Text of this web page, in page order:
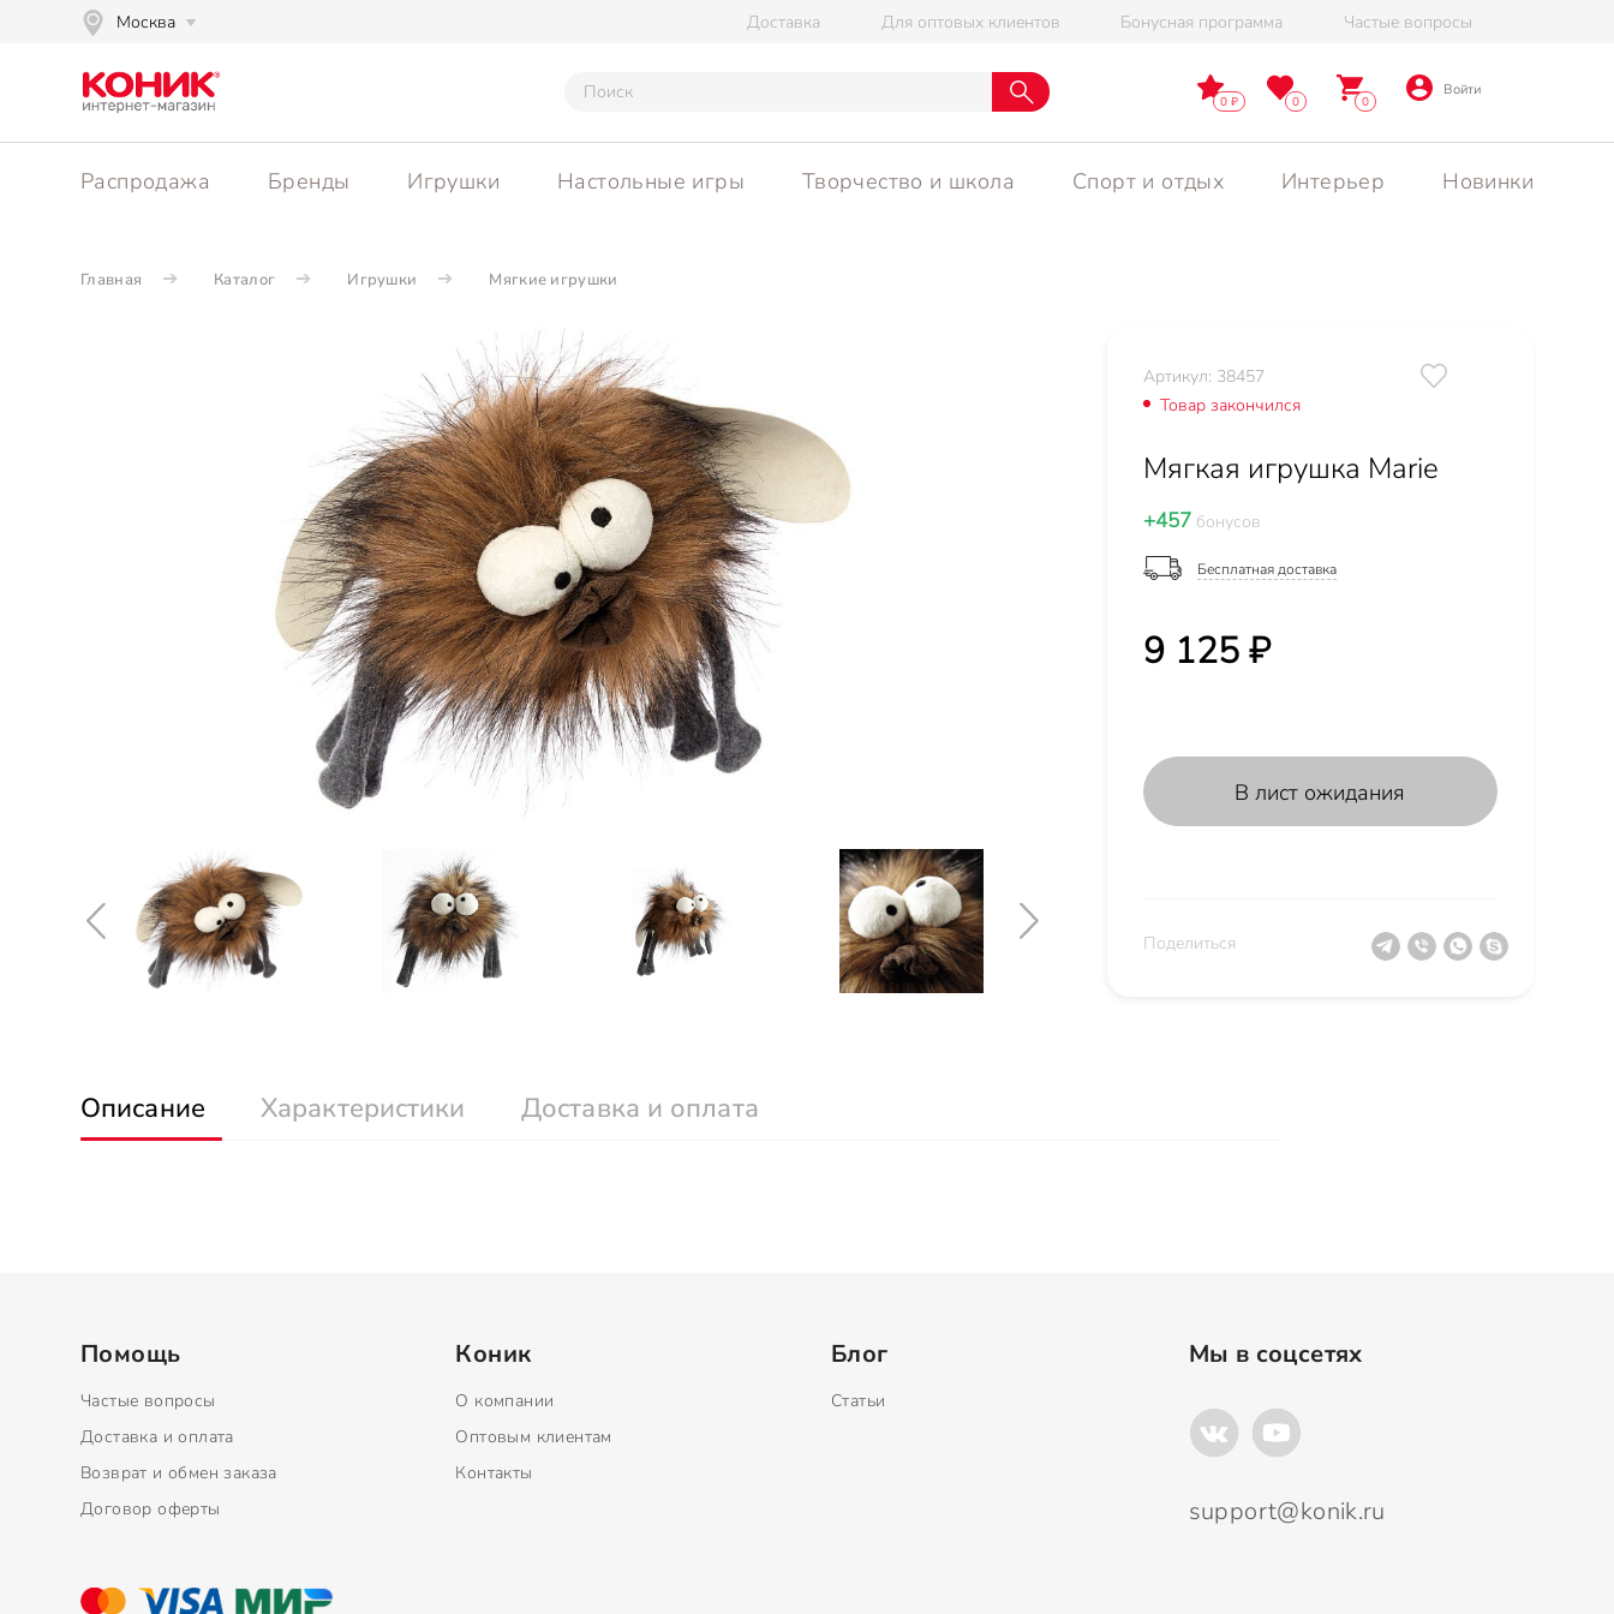
Москва Доставка Для оптовых клиентов Бонусная программа Частые вопросы
0 0 0
Войти
Распродажа Бренды Игрушки Настольные игры Творчество и школа Спорт и отдых Интерьер Новинки
Главная Каталог Игрушки Мягкие игрушки
Артикул: 38457
Товар закончился
Мягкая игрушка Marie
+457бонусов
Бесплатная доставка
9 125 ₽
В лист ожидания
Поделиться
Описание Характеристики Доставка и оплата
Помощь
Частые вопросы
Доставка и оплата
Возврат и обмен заказа
Договор оферты
Коник
О компании
Оптовым клиентам
Контакты
Блог
Статьи
Мы в соцсетях
support@konik.ru